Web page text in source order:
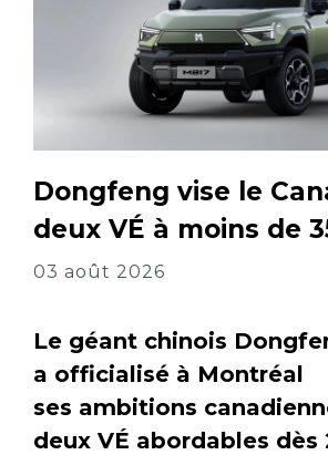
Dongfeng vise le
deux VÉ à moins de
03 août 2026
Le géant chinois
a officialisé à Montréal
ses ambitions
deux VÉ abordables dès